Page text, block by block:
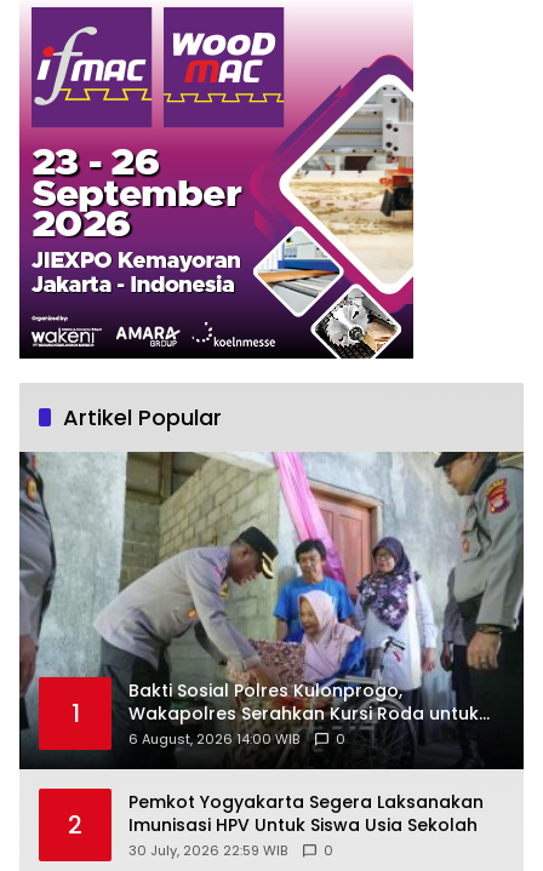
Artikel Popular
1
Bakti Sosial Polres Kulonprogo,
Wakapolres Serahkan Kursi Roda untuk
Warga Karangsari
6 August, 2026 14:00 WIB 0
2
Pemkot Yogyakarta Segera Laksanakan
Imunisasi HPV Untuk Siswa Usia Sekolah
30 July, 2026 22:59 WIB 0